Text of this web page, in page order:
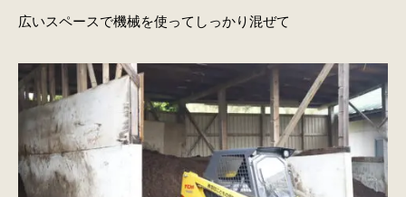
広いスペースで機械を使ってしっかり混ぜて